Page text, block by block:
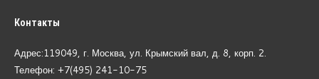
Контакты
Адрес:119049, г. Москва, ул. Крымский вал, д. 8, корп. 2.
Телефон: +7(495) 241-10-75